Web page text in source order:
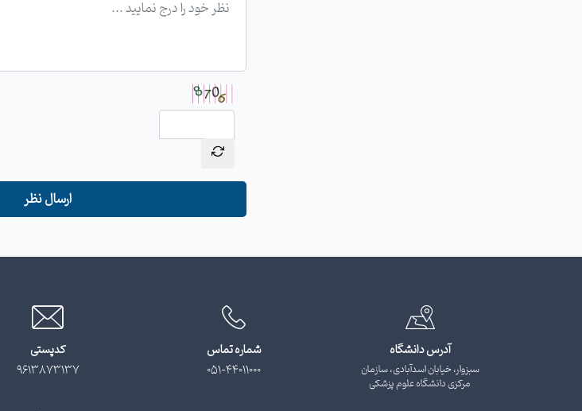
ارسال نظر
آدرس دانشگاه
سبزوار، خیابان اسدآبادی، سازمان
مرکزی دانشگاه علوم پزشکی
شماره تماس
051-44011000
کدپستی
9613873137